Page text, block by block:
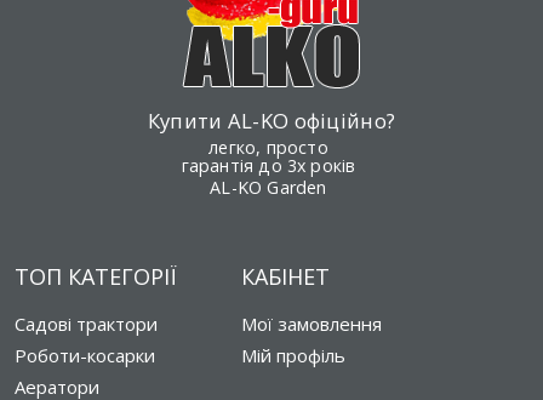
Купити AL-KO офіційно?
легко, просто
гарантія до 3х років
AL-KO Garden
ТОП КАТЕГОРІЇ
Садові трактори
Роботи-косарки
Аератори
КАБІНЕТ
Мої замовлення
Мій профіль